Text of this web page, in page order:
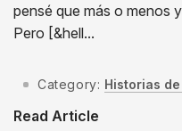
pensé que más o menos
Pero [&hell...
Category: Historias
Read Article